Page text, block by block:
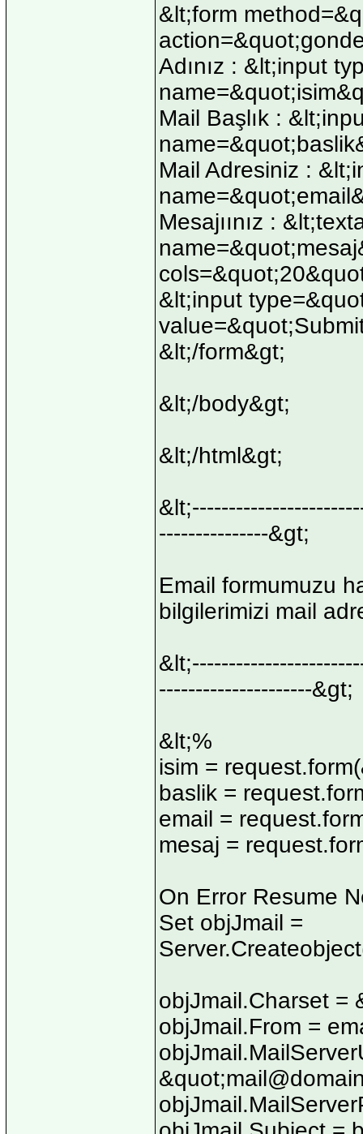
&lt;form
Adınız : &lt;input
Mail Başlık :
Mail Adresiniz :
Mesajıınız :
&lt;input
&lt;/form&gt;
&lt;/body&gt;
&lt;/html&gt;
---------------&gt;
Email formumuzu
bilgilerimizi mail
---------------------&gt;
&lt;%
isim =
baslik =
email =
mesaj =
On Error Resume
Set objJmail =
objJmail.Charset =
objJmail.From =
&quot;